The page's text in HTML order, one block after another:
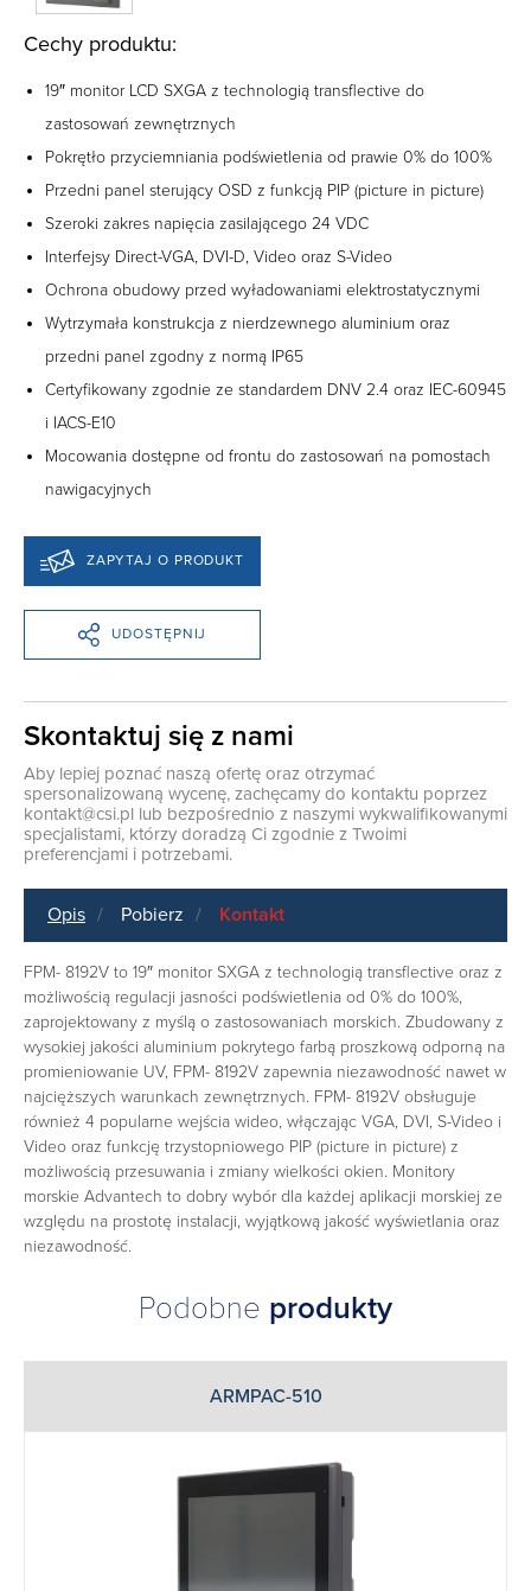
Cechy produktu:
19″ monitor LCD SXGA z technologią transflective do
zastosowań zewnętrznych
Pokrętło przyciemniania podświetlenia od prawie 0% do 100%
Przedni panel sterujący OSD z funkcją PIP (picture in picture)
Szeroki zakres napięcia zasilającego 24 VDC
Interfejsy Direct-VGA, DVI-D, Video oraz S-Video
Ochrona obudowy przed wyładowaniami elektrostatycznymi
Wytrzymała konstrukcja z nierdzewnego aluminium oraz
przedni panel zgodny z normą IP65
Certyfikowany zgodnie ze standardem DNV 2.4 oraz IEC-60945
i IACS-E10
Mocowania dostępne od frontu do zastosowań na pomostach
nawigacyjnych
ZAPYTAJ O PRODUKT
UDOSTĘPNIJ
Skontaktuj się z nami
Aby lepiej poznać naszą ofertę oraz otrzymać
spersonalizowaną wycenę, zachęcamy do kontaktu poprzez
kontakt@csi.pl lub bezpośrednio z naszymi wykwalifikowanymi
specjalistami, którzy doradzą Ci zgodnie z Twoimi
preferencjami i potrzebami.
Opis Pobierz Kontakt
FPM- 8192V to 19″ monitor SXGA z technologią transflective oraz z
możliwością regulacji jasności podświetlenia od 0% do 100%,
zaprojektowany z myślą o zastosowaniach morskich. Zbudowany z
wysokiej jakości aluminium pokrytego farbą proszkową odporną na
promieniowanie UV, FPM- 8192V zapewnia niezawodność nawet w
najcięższych warunkach zewnętrznych. FPM- 8192V obsługuje
również 4 popularne wejścia wideo, włączając VGA, DVI, S-Video i
Video oraz funkcję trzystopniowego PIP (picture in picture) z
możliwością przesuwania i zmiany wielkości okien. Monitory
morskie Advantech to dobry wybór dla każdej aplikacji morskiej ze
względu na prostotę instalacji, wyjątkową jakość wyświetlania oraz
niezawodność.
Podobne produkty
ARMPAC-510